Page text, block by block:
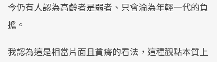
今仍有人認為高齡者是弱者、只會淪為年輕一代的負
擔。
我認為這是相當片面且貧瘠的看法，這種觀點本質上